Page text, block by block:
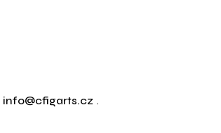
info@cfigarts.cz .